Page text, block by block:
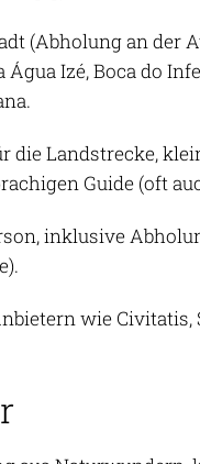
(Abholung an der
Izé, Boca do
die Landstrecke,
Guide (oft
inklusive
wie Civitatis,